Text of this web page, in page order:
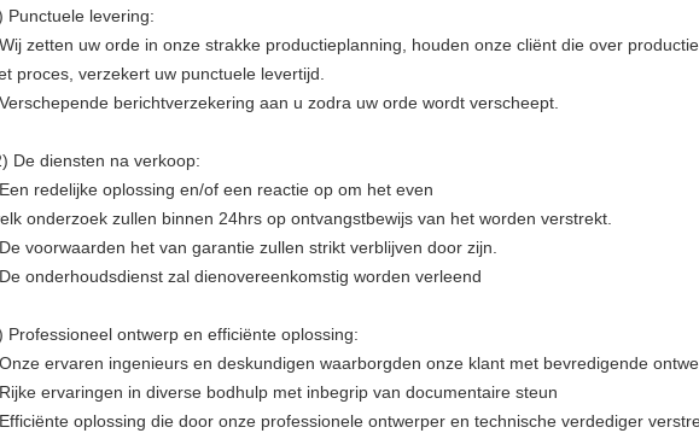
Punctuele levering:
zetten uw orde in onze strakke productieplanning, houden onze cliënt die over
proces, verzekert uw punctuele levertijd.
berichtverzekering aan u zodra uw orde wordt verscheept.
De diensten na verkoop:
redelijke oplossing en/of een reactie op om het even
onderzoek zullen binnen 24hrs op ontvangstbewijs van het worden verstrekt.
voorwaarden het van garantie zullen strikt verblijven door zijn.
onderhoudsdienst zal dienovereenkomstig worden verleend
Professioneel ontwerp en efficiënte oplossing:
ervaren ingenieurs en deskundigen waarborgden onze klant met bevredigende
ervaringen in diverse bodhulp met inbegrip van documentaire steun
oplossing die door onze professionele ontwerper en technische verdediger